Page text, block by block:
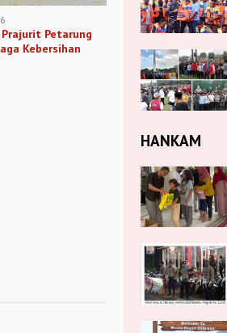
Petarung
Kebersihan
HANKAM